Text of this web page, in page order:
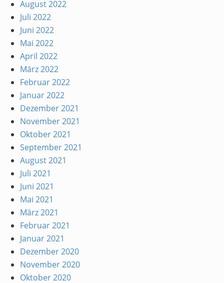
August 2022
Juli 2022
Juni 2022
Mai 2022
April 2022
März 2022
Februar 2022
Januar 2022
Dezember 2021
November 2021
Oktober 2021
September 2021
August 2021
Juli 2021
Juni 2021
Mai 2021
März 2021
Februar 2021
Januar 2021
Dezember 2020
November 2020
Oktober 2020